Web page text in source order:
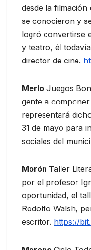
desde la filmación
se conocieron y
logró convertirse
y teatro, él
director de cine.
Merlo Juegos
gente a
representará
31 de mayo para
sociales del
Morón Taller
por el profesor
oportunidad, el
Rodolfo Walsh,
escritor. https://